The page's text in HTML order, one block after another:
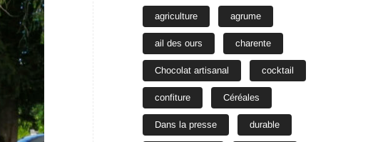
agriculture agrume
ail des ours charente
Chocolat artisanal cocktail
confiture Céréales
Dans la presse durable